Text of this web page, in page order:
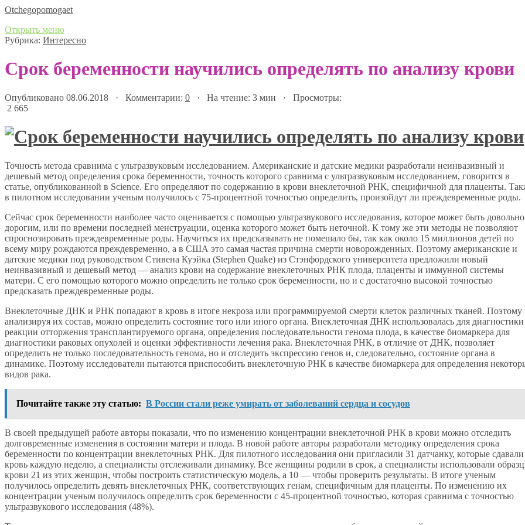
Оtchegopomogaet
Открыть меню
Рубрика: Интересно
Срок беременности научились определять по анализу крови
Опубликовано 08.06.2018 · Комментарии: 0 · На чтение: 3 мин · Просмотры:
2 665
Точность метода сравнима с ультразвуковым исследованием. Американские и датские медики разработали неинвазивный и
дешевый метод определения срока беременности, точность которого сравнима с ультразвуковым исследованием, говорится в
статье, опубликованной в Science. Его определяют по содержанию в крови внеклеточной РНК, специфичной для плаценты.
в пилотном исследовании ученым получилось с 75-процентной точностью определить, произойдут ли преждевременные роды.
Сейчас срок беременности наиболее часто оценивается с помощью ультразвукового исследования, которое может быть довольно
дорогим, или по времени последней менструации, оценка которого может быть неточной. К тому же эти методы не позволяют
спрогнозировать преждевременные роды. Научиться их предсказывать не помешало бы, так как около 15 миллионов детей по
всему миру рождаются преждевременно, а в США это самая частая причина смерти новорожденных. Поэтому американские и
датские медики под руководством Стивена Куэйка (Stephen Quake) из Стэнфордского университета предложили новый
неинвазивный и дешевый метод — анализ крови на содержание внеклеточных РНК плода, плаценты и иммунной системы
матери. С его помощью которого можно определить не только срок беременности, но и с достаточно высокой точностью
предсказать преждевременные роды.
Внеклеточные ДНК и РНК попадают в кровь в итоге некроза или программируемой смерти клеток различных тканей. Поэтому
анализируя их состав, можно определить состояние того или иного органа. Внеклеточная ДНК использовалась для диагностики
реакции отторжения трансплантируемого органа, определения последовательности генома плода, в качестве биомаркера для
диагностики раковых опухолей и оценки эффективности лечения рака. Внеклеточная РНК, в отличие от ДНК, позволяет
определить не только последовательность генома, но и отследить экспрессию генов и, следовательно, состояние органа в
динамике. Поэтому исследователи пытаются приспособить внеклеточную РНК в качестве биомаркера для определения
видов рака.
Почитайте также эту статью: В России стали реже умирать от заболеваний сердца и сосудов
В своей предыдущей работе авторы показали, что по изменению концентрации внеклеточной РНК в крови можно отследить
долговременные изменения в состоянии матери и плода. В новой работе авторы разработали методику определения срока
беременности по концентрации внеклеточных РНК. Для пилотного исследования они пригласили 31 датчанку, которые сдавали
кровь каждую неделю, а специалисты отслеживали динамику. Все женщины родили в срок, а специалисты использовали
крови 21 из этих женщин, чтобы построить статистическую модель, а 10 — чтобы проверить результаты. В итоге ученым
получилось определить девять внеклеточных РНК, соответствующих генам, специфичным для плаценты. По изменению их
концентрации ученым получилось определить срок беременности с 45-процентной точностью, которая сравнима с точностью
ультразвукового исследования (48%).